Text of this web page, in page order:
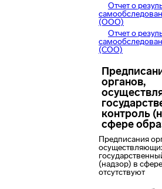
Отчет о
(ООО)
Отчет о
(СОО)
органов,
контроль
сфере
Предписания
(надзор) в
отсутствуют